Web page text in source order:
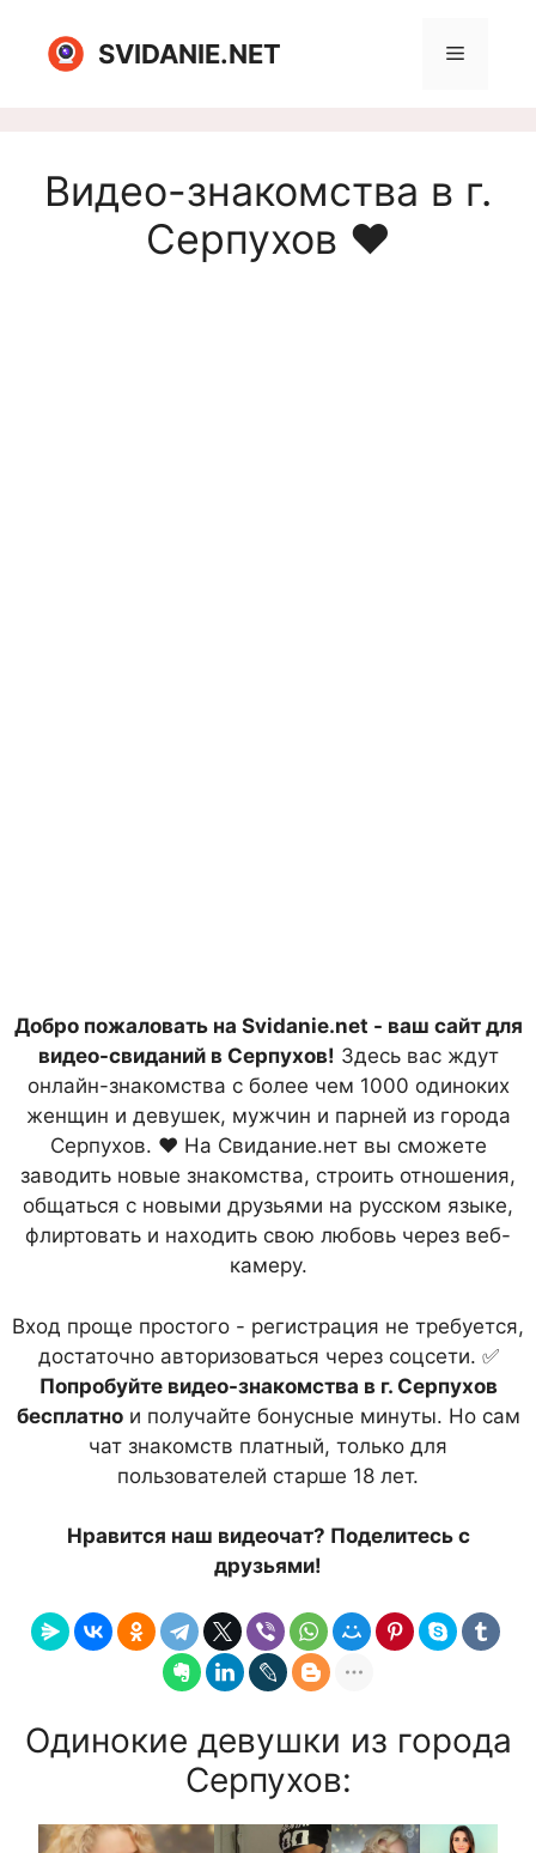
содержимому
SVIDANIE.NET Меню
Видео-знакомства в г.
Серпухов ❤️
Добро пожаловать на Svidanie.net - ваш сайт для
видео-свиданий в Серпухов! Здесь вас ждут
онлайн-знакомства с более чем 1000 одиноких
женщин и девушек, мужчин и парней из города
Серпухов. ❤ На Свидание.нет вы сможете
заводить новые знакомства, строить отношения,
общаться с новыми друзьями на русском языке,
флиртовать и находить свою любовь через веб-
камеру.
Вход проще простого - регистрация не требуется,
достаточно авторизоваться через соцсети. ✅
Попробуйте видео-знакомства в г. Серпухов
бесплатнои получайте бонусные минуты. Но сам
чат знакомств платный, только для
пользователей старше 18 лет.
Нравится наш видеочат? Поделитесь с
друзьями!
Одинокие девушки из города
Серпухов: